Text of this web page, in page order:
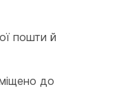
пошти й
до